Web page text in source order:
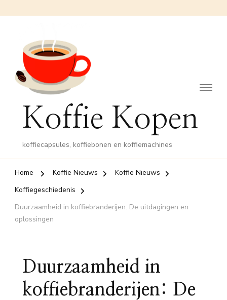
Koffie Kopen
koffiecapsules, koffiebonen en koffiemachines
Home Koffie Nieuws
Koffie Nieuws
Koffiegeschiedenis
Duurzaamheid in koffiebranderijen: De uitdagingen en
oplossingen
Duurzaamheid in
koffiebranderijen: De